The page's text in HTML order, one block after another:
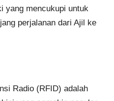
yang mencukupi untuk
perjalanan dari Ajil ke
Radio (RFID) adalah